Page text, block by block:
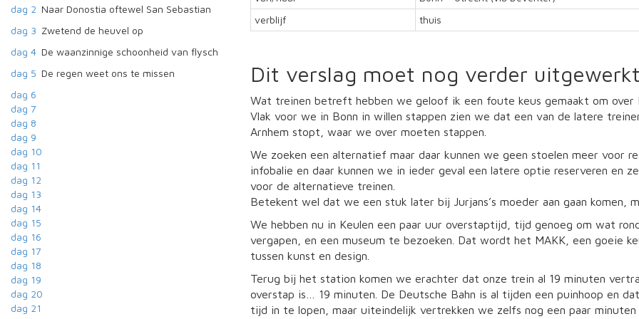
verblijf
thuis
Dit verslag moet nog verder
Wat treinen betreft hebben we geloof ik een foute keus gemaakt om over
Vlak voor we in Bonn in willen stappen zien we dat een van de latere
Arnhem stopt, waar we over moeten stappen.
We zoeken een alternatief maar daar kunnen we geen stoelen meer voor
infobalie en daar kunnen we in ieder geval een latere optie reserveren en
voor de alternatieve treinen.
Betekent wel dat we een stuk later bij Jurjans’s moeder aan gaan komen,
We hebben nu in Keulen een paar uur overstaptijd, tijd genoeg om wat
vergapen, en een museum te bezoeken. Dat wordt het MAKK, een goeie
tussen kunst en design.
Terug bij het station komen we erachter dat onze trein al 19 minuten
overstap is… 19 minuten. De Deutsche Bahn is al tijden een puinhoop en
tijd in te lopen, maar uiteindelijk vertrekken we zelfs nog een paar minuten
dag 2 Naar Donostia oftewel San Sebastian
dag 3 Zwetend de heuvel op
dag 4 De waanzinnige schoonheid van flysch
dag 5 De regen weet ons te missen
dag 6
dag 7
dag 8
dag 9
dag 10
dag 11
dag 12
dag 13
dag 14
dag 15
dag 16
dag 17
dag 18
dag 19
dag 20
dag 21